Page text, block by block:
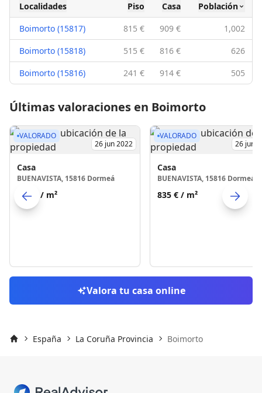
Localidades Piso Casa
Población
Boimorto (15817)
815 € 909 €
1,002
Boimorto (15818)
515 € 816 €
626
Boimorto (15816)
241 € 914 € 505
Últimas valoraciones en Boimorto
VALORADO
26 jun 2022
Casa
BUENAVISTA, 15816 Dormeá
835 € / m²
VALORADO
26 jun
Casa
BUENAVISTA, 15816 Dormeá
835 € / m²
Valora tu casa online
España La Coruña Provincia Boimorto